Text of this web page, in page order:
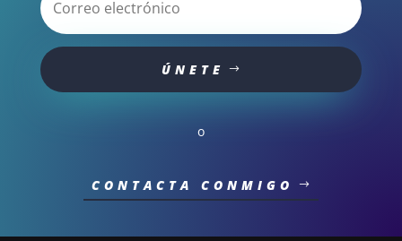
ÚNETE
o
CONTACTA CONMIGO